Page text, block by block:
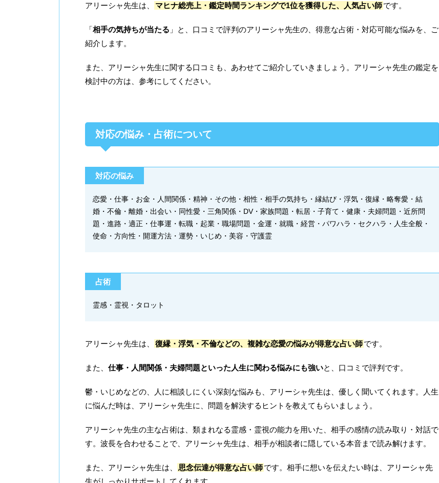
アリーシャ先生は、 マヒナ総売上・鑑定時間ランキングで1位を獲得した、人気占い師です。
「相手の気持ちが当たる 」と、口コミで評判のアリーシャ先生の、得意な占術・対応可能な悩みを、ご
紹介します。
また、アリーシャ先生に関する口コミも、あわせてご紹介していきましょう。アリーシャ先生の鑑定を
検討中の方は、参考にしてください。
対応の悩み・占術について
対応の悩み
恋愛・仕事・お金・人間関係・精神・その他・相性・相手の気持ち・縁結び・浮気・復縁・略奪愛・結
婚・不倫・離婚・出会い・同性愛・三角関係・DV・家族問題・転居・子育て・健康・夫婦問題・近所問
題・進路・適正・仕事運・転職・起業・職場問題・金運・就職・経営・パワハラ・セクハラ・人生全般・
使命・方向性・開運方法・運勢・いじめ・美容・守護霊
占術
霊感・霊視・タロット
アリーシャ先生は、 復縁・浮気・不倫などの、複雑な恋愛の悩みが得意な占い師です。
また、 仕事・人間関係・夫婦問題といった人生に関わる悩みにも強いと、口コミで評判です。
鬱・いじめなどの、人に相談しにくい深刻な悩みも、アリーシャ先生は、優しく聞いてくれます。人生
に悩んだ時は、アリーシャ先生に、問題を解決するヒントを教えてもらいましょう。
アリーシャ先生の主な占術は、類まれなる霊感・霊視の能力を用いた、相手の感情の読み取り・対話で
す。波長を合わせることで、アリーシャ先生は、相手が相談者に隠している本音まで読み解けます。
また、アリーシャ先生は、 思念伝達が得意な占い師です。相手に想いを伝えたい時は、アリーシャ先
生がしっかりサポートしてくれます。